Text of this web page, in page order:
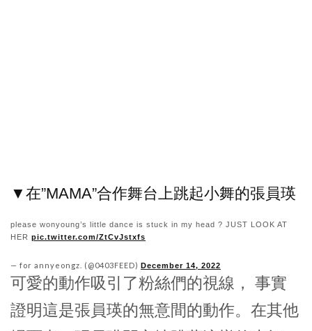
▼在”MAMA”合作舞台上跳起小舞的張員瑛
please wonyoung’s little dance is stuck in my head ? JUST LOOK AT
HER pic.twitter.com/ZtCvJstxfs
— for annyeongz. (@0403FEED) December 14, 2022
可愛的動作吸引了粉絲們的視線， 事實
證明這是張員瑛的無意間的動作。在其他